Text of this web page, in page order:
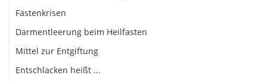
Fastenkrisen
Darmentleerung beim Heilfasten
Mittel zur Entgiftung
Entschlacken heißt ...